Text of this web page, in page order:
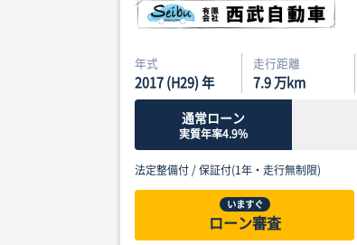
年式
2017 (H29) 年
走行距離
7.9万km
通常ローン
実質年率4.9%
法定整備付 /保証付(1年・走行無制限)
いますぐ
ローン審査